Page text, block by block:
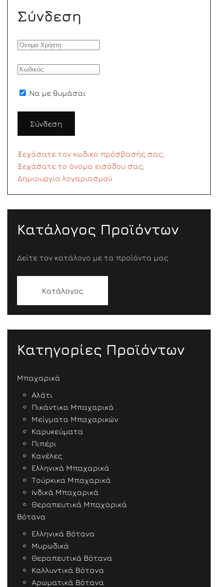
Σύνδεση
Να με θυμάσαι
Σύνδεση
Ξεχάσατε τον κωδικό πρόσβασής σας;
Ξεχάσατε το όνομα εισόδου σας;
Δημιουργία λογαριασμού
Κατάλογος Προϊόντων
Δείτε τον κατάλογο με τα προϊόντα μας
Κατάλογος
Κατηγορίες Προϊόντων
Μπαχαρικά
Αλάτι
Πικάντικα Μπαχαρικά
Μείγματα Μπαχαρικών
Καρυκεύματα
Πιπέρι
Κανέλες
Ελληνικά Μπαχαρικά
Τούρκικα Μπαχαρικά
Ινδικά Μπαχαρικά
Θεραπευτικά Μπαχαρικά
Βότανα
Ελληνικά Βότανα
Μυρωδικά
Θεραπευτικά Βότανα
Καλλυντικά Βότανα
Αρωματικά Βότανα